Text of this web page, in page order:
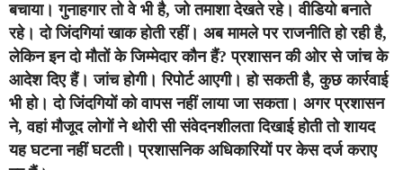
बचाया। गुनाहगार तो वे भी है, जो तमाशा देखते रहे। वीडियो बनाते
रहे। दो जिंदगियां खाक होती रहीं। अब मामले पर राजनीति हो रही है,
लेकिन इन दो मौतों के जिम्मेदार कौन हैं? प्रशासन की ओर से जांच के
आदेश दिए हैं। जांच होगी। रिपोर्ट आएगी। हो सकती है, कुछ कार्रवाई
भी हो। दो जिंदगियों को वापस नहीं लाया जा सकता। अगर प्रशासन
ने, वहां मौजूद लोगों ने थोरी सी संवेदनशीलता दिखाई होती तो शायद
यह घटना नहीं घटती। प्रशासनिक अधिकारियों पर केस दर्ज कराए